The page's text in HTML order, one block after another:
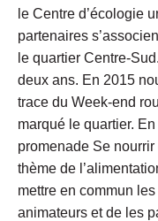
le Centre d’écologie
partenaires
le quartier Centre-
deux ans. En 2015
trace du Week-end
marqué le quartier.
promenade Se
thème de
mettre en commun
animateurs et de les